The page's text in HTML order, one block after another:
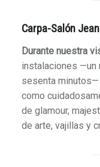
Carpa-Salón
Durante nuestra
instalaciones —un
sesenta
como
de glamour,
de arte, vajillas y